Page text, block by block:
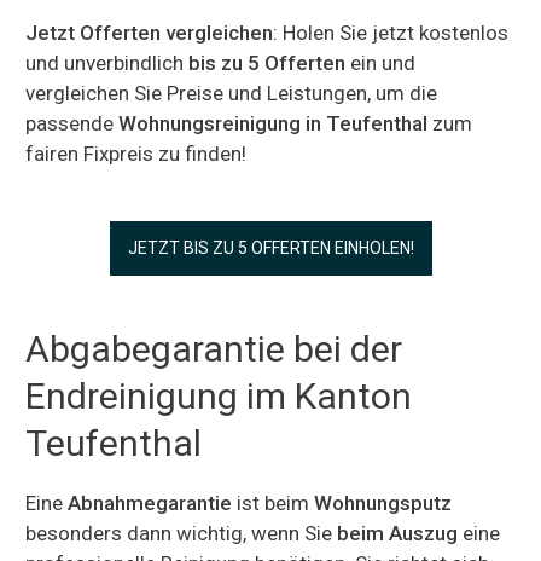
Jetzt Offerten vergleichen: Holen Sie jetzt kostenlos
und unverbindlich bis zu 5 Offerten ein und
vergleichen Sie Preise und Leistungen, um die
passende Wohnungsreinigung in Teufenthal zum
fairen Fixpreis zu finden!
JETZT BIS ZU 5 OFFERTEN EINHOLEN!
Abgabegarantie bei der
Endreinigung im Kanton
Teufenthal
Eine Abnahmegarantie ist beim Wohnungsputz
besonders dann wichtig, wenn Sie beim Auszug eine